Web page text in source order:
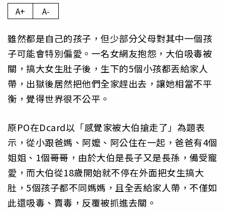
A+ A-
雖然都是自己的孩子，但少部分父母對其中一個孩
子可能會特別偏愛。一名女網友抱怨，大伯吸毒被
關，搞大女生肚子後，生下的5個小孩都丟給家人
帶，出獄後居然把他們全家趕出去，讓她相當不平
衡，覺得世界很不公平。
原PO在Dcard以「感覺家被大伯搶走了」為題表
示，從小跟爸媽、阿嬤、阿公住在一起，爸爸有4個
姐姐、1個哥哥，由於大伯是長子又是長孫，備受寵
愛，而大伯從18歲開始就不停在外面把女生搞大
肚，5個孩子都不同媽媽，且全丟給家人帶，不僅如
此還吸毒、賣毒，反覆被抓進去關。